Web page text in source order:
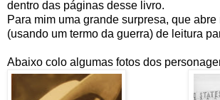
dentro das páginas desse livro.
Para mim uma grande surpresa, que abre
(usando um termo da guerra) de leitura
Abaixo colo algumas fotos dos